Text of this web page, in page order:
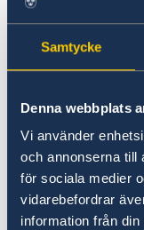
Samtycke
Denna webbplats
Vi använder
och annonserna till
för sociala medier
vidarebefordrar
information från
24 Apr 2026
20 Feb 2026
Dual
18 Feb 2026